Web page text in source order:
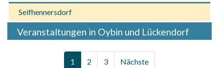
Seifhennersdorf
Veranstaltungen in Oybin und Lückendorf
1 2 3 Nächste